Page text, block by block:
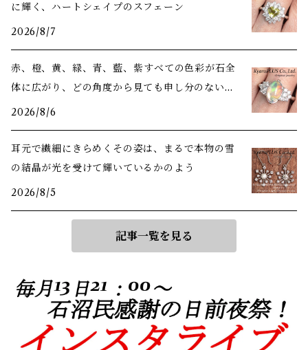
に輝く、ハートシェイプのスフェーン
2026/8/7
赤、橙、黄、緑、青、藍、紫――すべての色彩が石全
体に広がり、どの角度から見ても申し分のない美
しさ
2026/8/6
耳元で繊細にきらめくその姿は、まるで本物の雪
の結晶が光を受けて輝いているかのよう
2026/8/5
記事一覧を見る